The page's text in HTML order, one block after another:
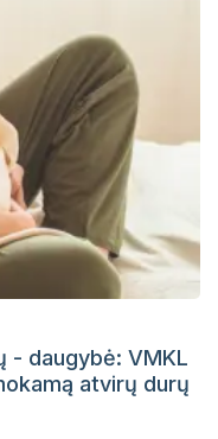
- daugybė: VMKL
atvirų durų